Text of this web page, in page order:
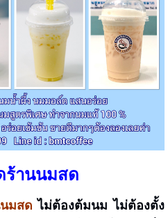
ร้านนมสด
มสด ไม่ต้องต้มนม ไม่ต้องตั้ง